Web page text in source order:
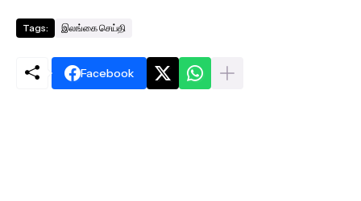
Tags: இலங்கை செய்தி
Facebook